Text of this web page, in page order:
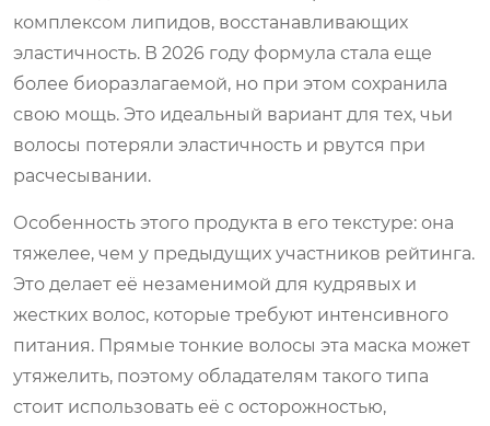
комплексом липидов, восстанавливающих
эластичность. В 2026 году формула стала еще
более биоразлагаемой, но при этом сохранила
свою мощь. Это идеальный вариант для тех, чьи
волосы потеряли эластичность и рвутся при
расчесывании.
Особенность этого продукта в его текстуре: она
тяжелее, чем у предыдущих участников рейтинга.
Это делает её незаменимой для кудрявых и
жестких волос, которые требуют интенсивного
питания. Прямые тонкие волосы эта маска может
утяжелить, поэтому обладателям такого типа
стоит использовать её с осторожностью,